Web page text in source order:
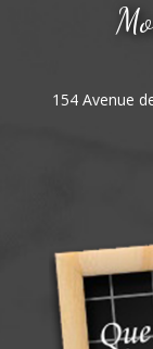
154 Avenue